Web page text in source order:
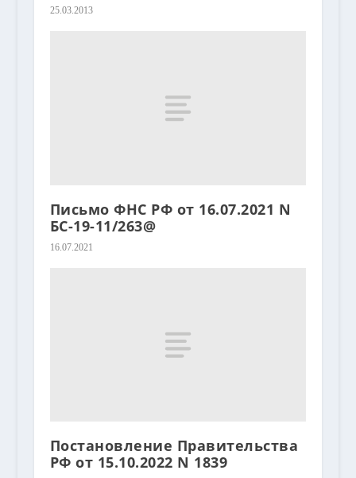
25.03.2013
Письмо ФНС РФ от 16.07.2021 N
БС-19-11/263@
16.07.2021
Постановление Правительства
РФ от 15.10.2022 N 1839